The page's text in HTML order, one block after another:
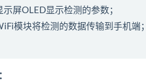
屏OLED显示检测的参数；
模块将检测的数据传输到手机端；